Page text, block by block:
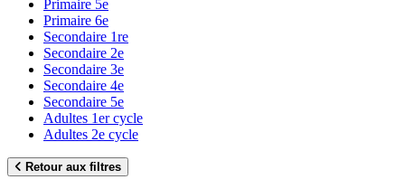
Primaire 5e
Primaire 6e
Secondaire 1re
Secondaire 2e
Secondaire 3e
Secondaire 4e
Secondaire 5e
Adultes 1er cycle
Adultes 2e cycle
Retour aux filtres